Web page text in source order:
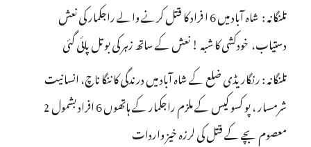
تلنگانہ : شاہ آباد میں 6 ا فراد کا قتل کرنے والے راجکمار کی نعش
دستیاب، خودکشی کا شبہ ! نعش کے ساتھ زہر کی بوتل پائی گئی
تلنگانہ : رنگاریڈی ضلع کے شاہ آباد میں درندگی کا ننگا ناچ، انسانیت
شرمسار ، پو کسو کیس کے ملزم راجکمار کے ہاتھوں 6 افراد بشمول 2
معصوم بچے کے قتل کی لرزہ خیز واردات